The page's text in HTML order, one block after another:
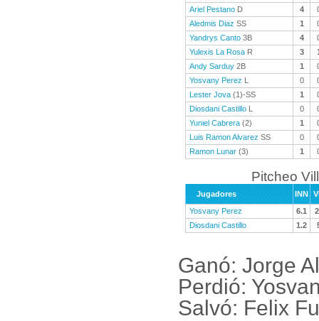
Ariel Pestano D 4
Aledmis Diaz SS 1
Yandrys Canto 3B 4
Yulexis La Rosa R 3
Andy Sarduy 2B 1
Yosvany Perez L 0
Lester Jova (1)-SS 1
Diosdani Castillo L 0
Yuniel Cabrera (2) 1
Luis Ramon Alvarez SS 0
Ramon Lunar (3) 1
Pitcheo
Jugadores INN
Yosvany Perez
6.1
Diosdani Castillo
1.2
Ganó: Jorge
Perdió:
Salvó: Felix